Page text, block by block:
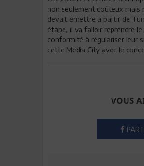
non seulement coûteux mais
devait émettre à partir de
étape, il va falloir reprendre
conformité à régulariser leur
cette Media City avec le
VOUS